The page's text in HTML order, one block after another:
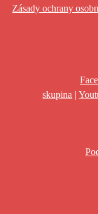
Zásady ochrany
skupina |